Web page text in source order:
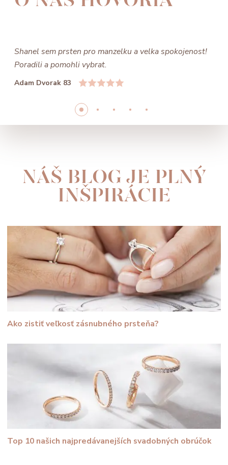
Shanel sem prsten pro manzelku a velka spokojenost!
Poradili a pomohli vybrat.
Adam Dvorak 83
NÁŠ BLOG JE PLNÝ
INŠPIRÁCIE
Ako zistiť veľkosť zásnubného prsteňa?
Top 10 našich najpredávanejších svadobných obrúčok